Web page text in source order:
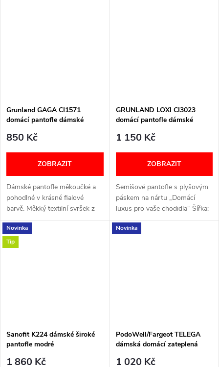
Grunland GAGA CI1571
domácí pantofle dámské
850 Kč
ZOBRAZIT
Dámské pantofle měkoučké a
pohodlné v krásné fialové
barvě. Měkký textilní svršek z
umělé kožešiny Podšívka z
látky Pevná textilní stélka ...
GRUNLAND LOXI CI3023
domácí pantofle dámské
1 150 Kč
ZOBRAZIT
Semišové pantofle s plyšovým
páskem na nártu „Domácí
luxus pro vaše chodidla“ Šířka:
G+ (Obuv pro normální nohy)
VELIKOSTNÍ TABULKA
Novinka
Tip
Sanofit K224 dámské široké
pantofle modré
1 860 Kč
Novinka
PodoWell/Fargeot TELEGA
dámská domácí zateplená
1 020 Kč